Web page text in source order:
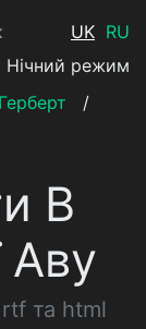
UK RU
Нічний режим
/
В
Аву
та html